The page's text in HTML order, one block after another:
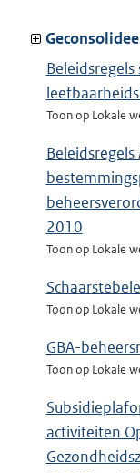
Beleidsregels
Toon op Lokale
2010
Toon op Lokale
Toon op Lokale
GBA-
Toon op Lokale
activiteiten